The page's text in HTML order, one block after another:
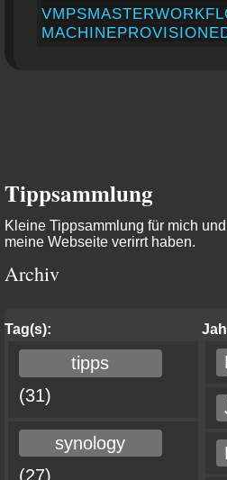
Tippsammlung
Kleine Tippsammlung für mich
meine Webseite verirrt haben.
Archiv
Tag(s):
tipps
(31)
synology
(27)